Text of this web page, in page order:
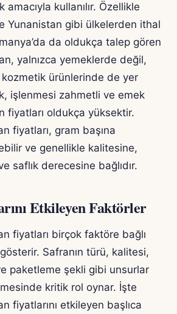
kullanılır. Özellikle
Yunanistan gibi ülkelerden ithal
da oldukça talep gören
yalnızca yemeklerde değil,
kozmetik ürünlerinde de yer
işlenmesi zahmetli ve emek
fiyatları oldukça yüksektir.
fiyatları, gram başına
ve genellikle kalitesine,
saflık derecesine bağlıdır.
Etkileyen Faktörler
fiyatları birçok faktöre bağlı
Safranın türü, kalitesi,
paketleme şekli gibi unsurlar
kritik rol oynar. İşte
fiyatlarını etkileyen başlıca